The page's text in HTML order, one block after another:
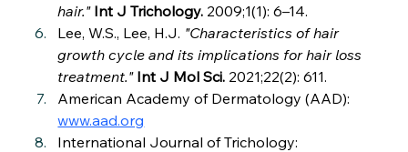
hair." Int J Trichology. 2009;1(1): 6–14.
Lee, W.S., Lee, H.J. "Characteristics of hair
growth cycle and its implications for hair loss
treatment." Int J Mol Sci. 2021;22(2): 611.
American Academy of Dermatology (AAD):
www.aad.org
International Journal of Trichology: